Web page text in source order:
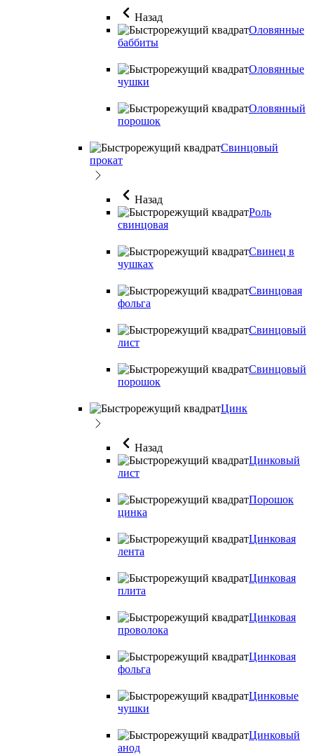
Назад
Оловянные
баббиты
Оловянные
чушки
Оловянный
порошок
Свинцовый
прокат
Назад
Роль
свинцовая
Свинец в
чушках
Свинцовая
фольга
Свинцовый
лист
Свинцовый
порошок
Цинк
Назад
Цинковый
лист
Порошок
цинка
Цинковая
лента
Цинковая
плита
Цинковая
проволока
Цинковая
фольга
Цинковые
чушки
Цинковый
анод